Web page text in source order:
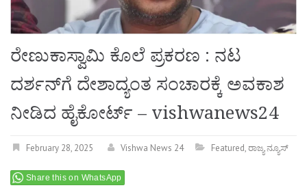
ರೇಣುಕಾಸ್ವಾಮಿ ಕೊಲೆ ಪ್ರಕರಣ : ನಟ
ದರ್ಶನ್‌ಗೆ ದೇಶಾದ್ಯಂತ ಸಂಚಾರಕ್ಕೆ ಅವಕಾಶ
ನೀಡಿದ ಹೈಕೋರ್ಟ್ – vishwanews24
February 28, 2025 Vishwa News 24 Featured,ರಾಜ್ಯ ನ್ಯೂಸ್
Share this on WhatsApp